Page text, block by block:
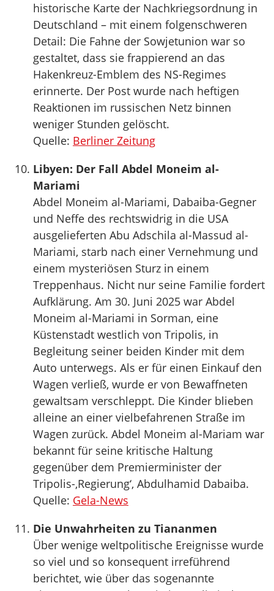
historische Karte der Nachkriegsordnung in
Deutschland – mit einem folgenschweren
Detail: Die Fahne der Sowjetunion war so
gestaltet, dass sie frappierend an das
Hakenkreuz-Emblem des NS-Regimes
erinnerte. Der Post wurde nach heftigen
Reaktionen im russischen Netz binnen
weniger Stunden gelöscht.
Quelle: Berliner Zeitung
Libyen: Der Fall Abdel Moneim al-
Mariami
Abdel Moneim al-Mariami, Dabaiba-Gegner
und Neffe des rechtswidrig in die USA
ausgelieferten Abu Adschila al-Massud al-
Mariami, starb nach einer Vernehmung und
einem mysteriösen Sturz in einem
Treppenhaus. Nicht nur seine Familie fordert
Aufklärung. Am 30. Juni 2025 war Abdel
Moneim al-Mariami in Sorman, eine
Küstenstadt westlich von Tripolis, in
Begleitung seiner beiden Kinder mit dem
Auto unterwegs. Als er für einen Einkauf den
Wagen verließ, wurde er von Bewaffneten
gewaltsam verschleppt. Die Kinder blieben
alleine an einer vielbefahrenen Straße im
Wagen zurück. Abdel Moneim al-Mariam war
bekannt für seine kritische Haltung
gegenüber dem Premierminister der
Tripolis-‚Regierung‘, Abdulhamid Dabaiba.
Quelle: Gela-News
Die Unwahrheiten zu Tiananmen
Über wenige weltpolitische Ereignisse wurde
so viel und so konsequent irreführend
berichtet, wie über das sogenannte